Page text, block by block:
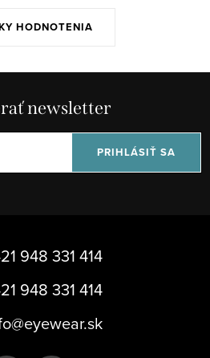
HODNOTENIA
newsletter
PRIHLÁSIŤ SA
948 331 414
948 331 414
@eyewear.sk